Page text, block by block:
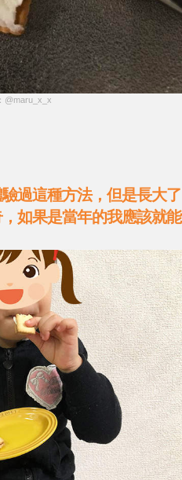
@maru_x_x
過這種方法，但是長大了
如果是當年的我應該就能